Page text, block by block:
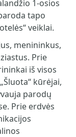
1-osios
tapo
veiklai.
menininkus,
Prie
iš visos
kūrėjai,
parodų
Prie erdvės